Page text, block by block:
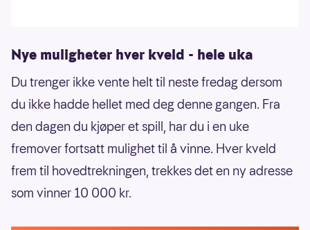
Nye muligheter hver kveld - hele uka
Du trenger ikke vente helt til neste fredag dersom
du ikke hadde hellet med deg denne gangen. Fra
den dagen du kjøper et spill, har du i en uke
fremover fortsatt mulighet til å vinne. Hver kveld
frem til hovedtrekningen, trekkes det en ny adresse
som vinner 10 000 kr.